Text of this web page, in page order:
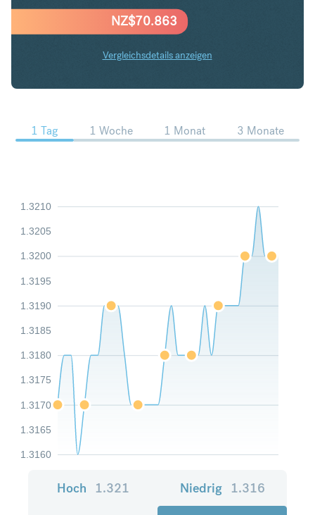
NZ$70.863
Vergleichsdetails anzeigen
SGD in NZD Trends
1 Tag 1 Woche 1 Monat 3 Monate
1.3160
1.3165
1.3170
1.3175
1.3180
1.3185
1.3190
1.3195
1.3200
1.3205
1.3210
Hoch 1.321 Niedrig 1.316